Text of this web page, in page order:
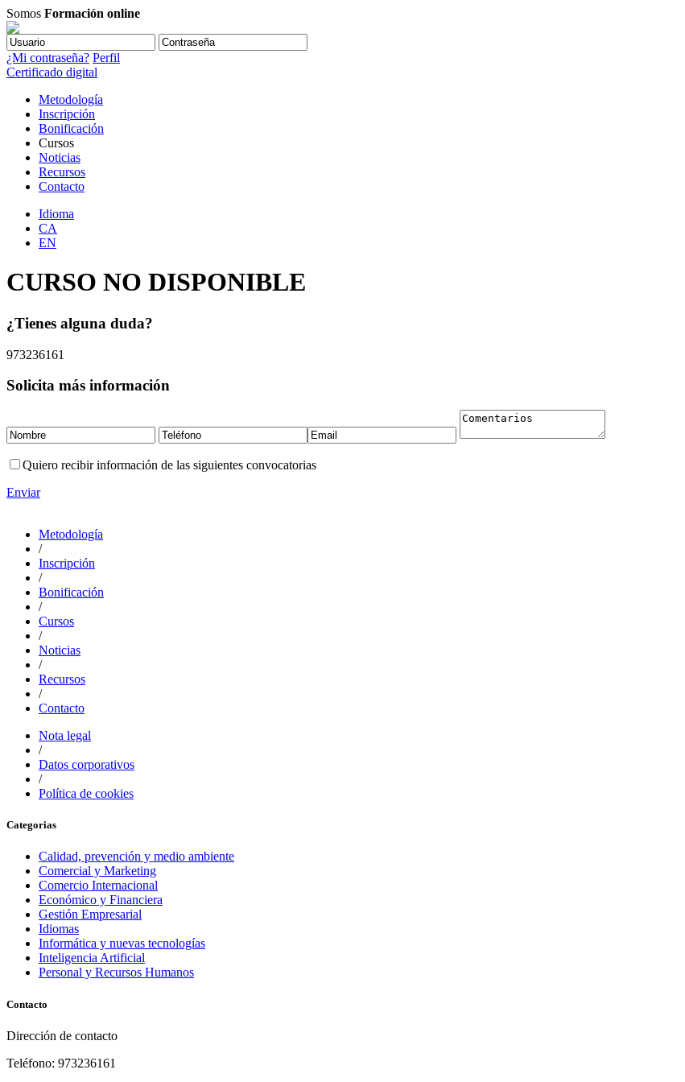
Somos Formación online
¿Mi contraseña? Perfil
Certificado digital
Metodología
Inscripción
Bonificación
Cursos
Noticias
Recursos
Contacto
Idioma
CA
EN
CURSO NO DISPONIBLE
¿Tienes alguna duda?
973236161
Solicita más información
Quiero recibir información de las siguientes convocatorias
Enviar
Metodología
/
Inscripción
/
Bonificación
/
Cursos
/
Noticias
/
Recursos
/
Contacto
Nota legal
/
Datos corporativos
/
Política de cookies
Categorias
Calidad, prevención y medio ambiente
Comercial y Marketing
Comercio Internacional
Económico y Financiera
Gestión Empresarial
Idiomas
Informática y nuevas tecnologías
Inteligencia Artificial
Personal y Recursos Humanos
Contacto
Dirección de contacto
Teléfono: 973236161